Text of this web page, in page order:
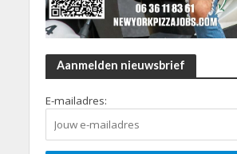
Aanmelden nieuwsbrief
E-mailadres: